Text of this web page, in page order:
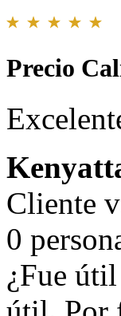
Precio
Cliente
0
¿Fue útil